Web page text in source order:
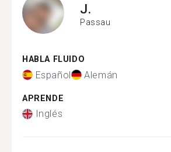
J.
Passau
HABLA FLUIDO
Español Alemán
APRENDE
Inglés